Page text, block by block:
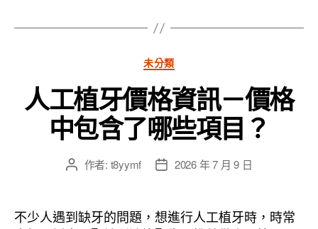
分
類
未分類
人工植牙價格資訊－價格
中包含了哪些項目？
文
者
作者: t8yymf
文
佈
2026 年 7 月 9 日
不少人遇到缺牙的問題，想進行人工植牙時，時常